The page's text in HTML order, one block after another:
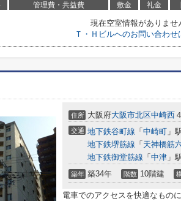
管理費・共益費 敷金 礼金
現在空室情報がありませ
Ｔ・Ｈビルへのお問い合わせ
住所 大阪府大阪市北区中崎西
交通 地下鉄谷町線 「 中崎町 」
地下鉄堺筋線 「 天神橋筋
地下鉄御堂筋線 「 中津 」
築年 築34年 階数 10階建
電車でのアクセスを快適なもの